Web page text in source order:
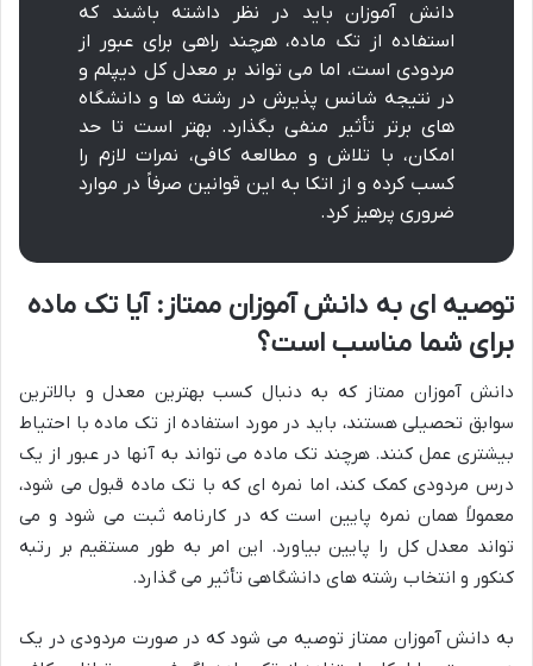
دانش آموزان باید در نظر داشته باشند که
استفاده از تک ماده، هرچند راهی برای عبور از
مردودی است، اما می تواند بر معدل کل دیپلم و
در نتیجه شانس پذیرش در رشته ها و دانشگاه
های برتر تأثیر منفی بگذارد. بهتر است تا حد
امکان، با تلاش و مطالعه کافی، نمرات لازم را
کسب کرده و از اتکا به این قوانین صرفاً در موارد
ضروری پرهیز کرد.
توصیه ای به دانش آموزان ممتاز: آیا تک ماده
برای شما مناسب است؟
دانش آموزان ممتاز که به دنبال کسب بهترین معدل و بالاترین
سوابق تحصیلی هستند، باید در مورد استفاده از تک ماده با احتیاط
بیشتری عمل کنند. هرچند تک ماده می تواند به آنها در عبور از یک
درس مردودی کمک کند، اما نمره ای که با تک ماده قبول می شود،
معمولاً همان نمره پایین است که در کارنامه ثبت می شود و می
تواند معدل کل را پایین بیاورد. این امر به طور مستقیم بر رتبه
کنکور و انتخاب رشته های دانشگاهی تأثیر می گذارد.
به دانش آموزان ممتاز توصیه می شود که در صورت مردودی در یک